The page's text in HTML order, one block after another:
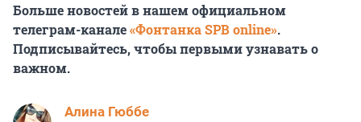
Больше новостей в нашем официальном
телеграм-канале«Фонтанка SPB online».
Подписывайтесь, чтобы первыми узнавать о
важном.
Алина Гюббе